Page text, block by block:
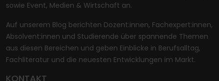
sowie Event, Medien & Wirtschaft an.
Auf unserem Blog berichten Dozent:innen, Fachexpert:innen,
Absolvent:innen und Studierende über spannende Themen
aus diesen Bereichen und geben Einblicke in Berufsalltag,
Fachliteratur und die neuesten Entwicklungen im Markt.
KONTAKT